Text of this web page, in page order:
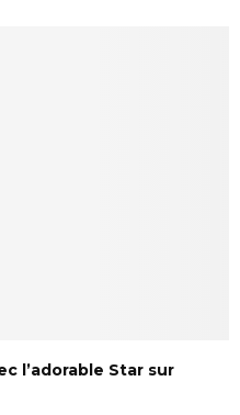
l’adorable Star sur